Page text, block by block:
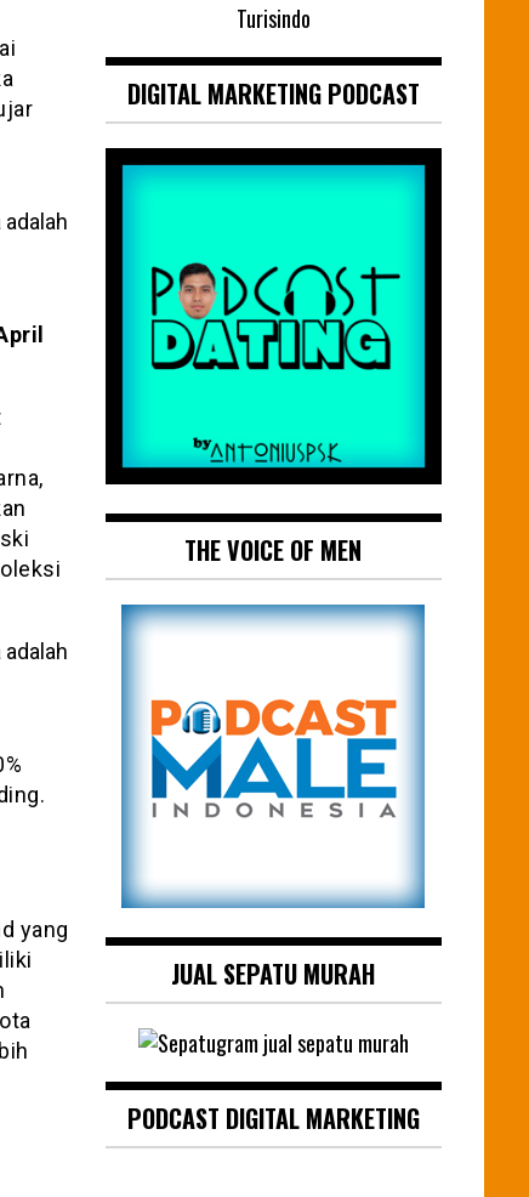
yang
Turisindo
DIGITAL MARKETING PODCAST
THE VOICE OF MEN
JUAL SEPATU MURAH
PODCAST DIGITAL MARKETING